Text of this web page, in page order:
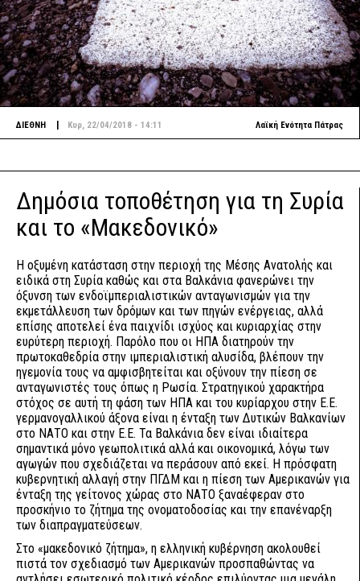
ΔΙΕΘΝΗ Κυρ, 22/04/2018 - 14:11 Λαϊκή Ενότητα Πάτρας
Δημόσια τοποθέτηση για τη Συρία
και το «Μακεδονικό»
Η οξυμένη κατάσταση στην περιοχή της Μέσης Ανατολής και
ειδικά στη Συρία καθώς και στα Βαλκάνια φανερώνει την
όξυνση των ενδοϊμπεριαλιστικών ανταγωνισμών για την
εκμετάλλευση των δρόμων και των πηγών ενέργειας, αλλά
επίσης αποτελεί ένα παιχνίδι ισχύος και κυριαρχίας στην
ευρύτερη περιοχή. Παρόλο που οι ΗΠΑ διατηρούν την
πρωτοκαθεδρία στην ιμπεριαλιστική αλυσίδα, βλέπουν την
ηγεμονία τους να αμφισβητείται και οξύνουν την πίεση σε
ανταγωνιστές τους όπως η Ρωσία. Στρατηγικού χαρακτήρα
στόχος σε αυτή τη φάση των ΗΠΑ και του κυρίαρχου στην Ε.Ε.
γερμανογαλλικού άξονα είναι η ένταξη των Δυτικών Βαλκανίων
στο ΝΑΤΟ και στην Ε.Ε. Τα Βαλκάνια δεν είναι ιδιαίτερα
σημαντικά μόνο γεωπολιτικά αλλά και οικονομικά, λόγω των
αγωγών που σχεδιάζεται να περάσουν από εκεί. Η πρόσφατη
κυβερνητική αλλαγή στην ΠΓΔΜ και η πίεση των Αμερικανών για
ένταξη της γείτονος χώρας στο ΝΑΤΟ ξαναέφεραν στο
προσκήνιο το ζήτημα της ονοματοδοσίας και την επανέναρξη
των διαπραγματεύσεων.
Στο «μακεδονικό ζήτημα», η ελληνική κυβέρνηση ακολουθεί
πιστά τον σχεδιασμό των Αμερικανών προσπαθώντας να